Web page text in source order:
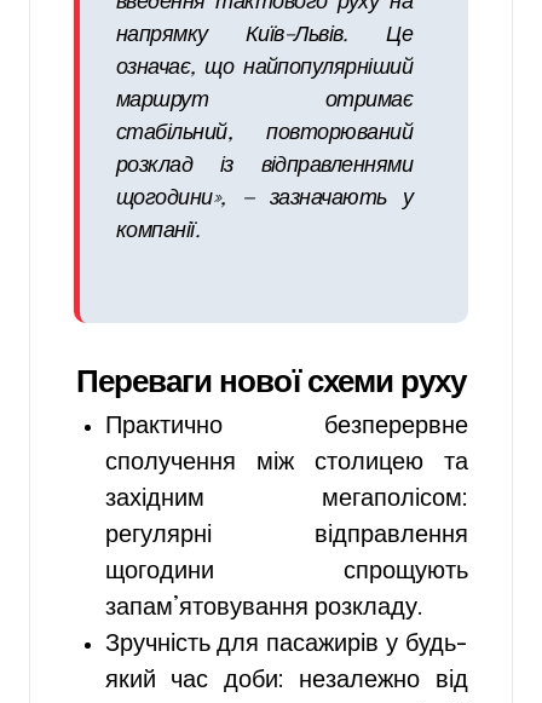
напрямку Київ–Львів. Це
означає, що найпопулярніший
маршрут отримає
стабільний, повторюваний
розклад із відправленнями
щогодини», — зазначають у
компанії.
Переваги нової схеми руху
Практично безперервне
сполучення між столицею та
західним мегаполісом:
регулярні відправлення
щогодини спрощують
запам’ятовування розкладу.
Зручність для пасажирів у будь-
який час доби: незалежно від